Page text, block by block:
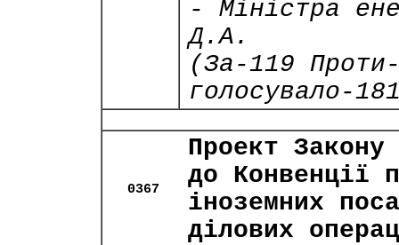
- Міністра
Д.А.
(За-119
голосувало-
0367
Проект Закону
до Конвенції
іноземних
ділових